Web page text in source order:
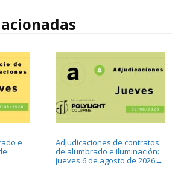
e
Adjudicaciones de contratos
de alumbrado e iluminación:
jueves 6 de agosto de 2026→